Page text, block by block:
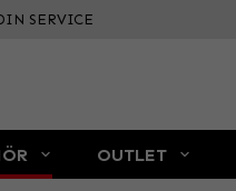
SERVICE
OUTLET